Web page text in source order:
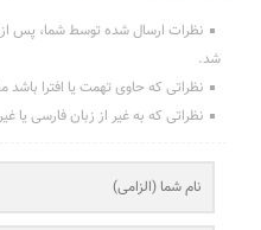
نظرات ارسال شده توسط شما، پس
شد.
نظراتی که حاوی تهمت یا افترا
نظراتی که به غیر از زبان فارسی یا